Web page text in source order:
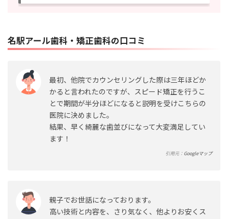
名駅アール歯科・矯正歯科の口コミ
最初、他院でカウンセリングした際は三年ほどか
かると言われたのですが、スピード矯正を行うこ
とで期間が半分ほどになると説明を受けこちらの
医院に決めました。
結果、早く綺麗な歯並びになって大変満足してい
ます！
引用元： Googleマップ
親子でお世話になっております。
高い技術と内容を、さり気なく、他よりお安くス